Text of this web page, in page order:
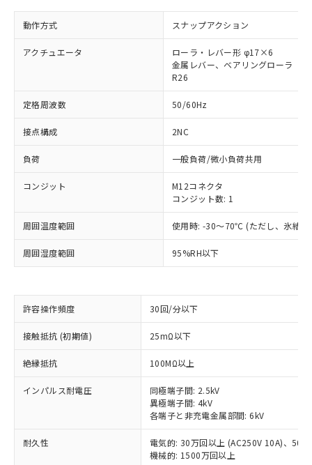
動作方式 スナップアクション
アクチュエータ
ローラ・レバー形 φ17×6
金属レバー、ベアリングローラ
R26
定格周波数 50/60Hz
接点構成 2NC
負荷 一般負荷/微小負荷共用
コンジット
M12コネクタ
コンジット数: 1
周囲温度範囲 使用時: -30～70℃ (ただし、氷結し
周囲湿度範囲 95%RH以下
許容操作頻度 30回/分以下
接触抵抗 (初期値) 25mΩ以下
絶縁抵抗 100MΩ以上
インパルス耐電圧
同極端子間: 2.5kV
異極端子間: 4kV
各端子と非充電金属部間: 6kV
耐久性
電気的: 30万回以上 (AC250V 10A)、50
機械的: 1500万回以上
ご利用条件
※1 対応状況
対応済み：EU RoHS指令（10物質）の
非含有に対応した製品が提供可能な商品で
対応予定：EU RoHS指令（10物質）の非含
有に対応した製品に切り替える予定のある
対応予定なし：EU RoHS指令（10物質）の